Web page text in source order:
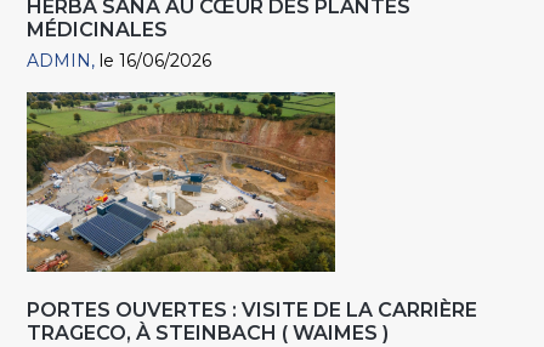
HERBA SANA AU CŒUR DES PLANTES
MÉDICINALES
ADMIN le 16/06/2026
PORTES OUVERTES : VISITE DE LA CARRIÈRE
TRAGECO, À STEINBACH ( WAIMES )